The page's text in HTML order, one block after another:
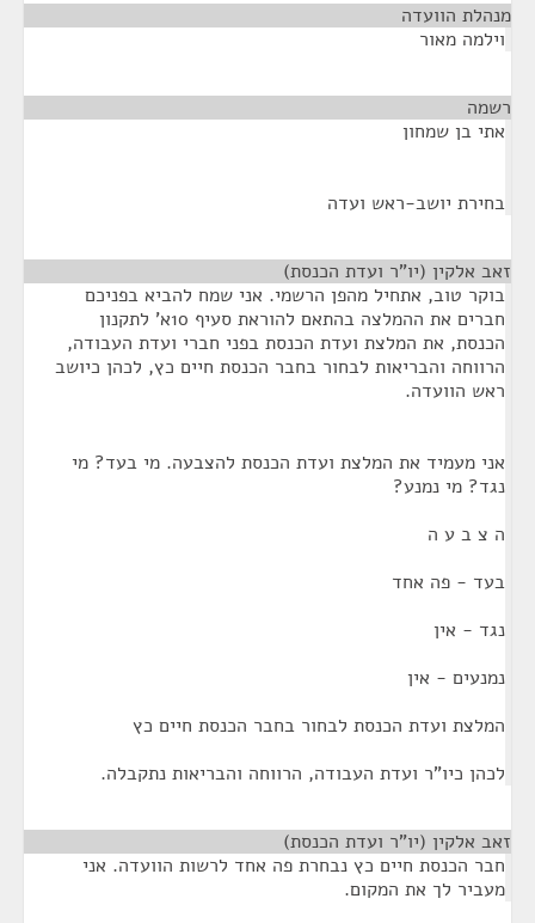
מנהלת הוועדה
וילמה מאור
רשמה
אתי בן שמחון
בחירת יושב-ראש ועדה
זאב אלקין (יו"ר ועדת הכנסת)
בוקר טוב, אתחיל מהפן הרשמי. אני שמח להביא בפניכם
חברים את ההמלצה בהתאם להוראת סעיף 10א' לתקנון
הכנסת, את המלצת ועדת הכנסת בפני חברי ועדת העבודה,
הרווחה והבריאות לבחור בחבר הכנסת חיים כץ, לכהן כיושב
ראש הוועדה.
אני מעמיד את המלצת ועדת הכנסת להצבעה. מי בעד? מי
נגד? מי נמנע?
ה צ ב ע ה
בעד - פה אחד
נגד - אין
נמנעים - אין
המלצת ועדת הכנסת לבחור בחבר הכנסת חיים כץ
לכהן כיו"ר ועדת העבודה, הרווחה והבריאות נתקבלה.
זאב אלקין (יו"ר ועדת הכנסת)
חבר הכנסת חיים כץ נבחרת פה אחד לרשות הוועדה. אני
מעביר לך את המקום.